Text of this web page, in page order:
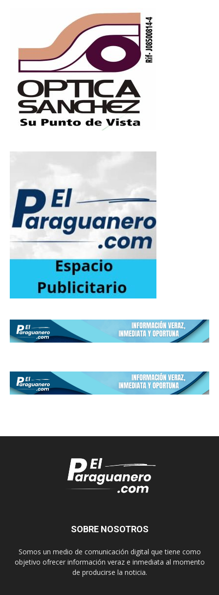
SOBRE NOSOTROS
Somos un medio de comunicación digital que tiene como
objetivo ofrecer información veraz e inmediata al momento
de producirse la noticia.